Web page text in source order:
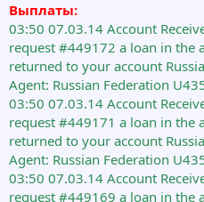
Выплаты:
03:50 07.03.14 Account
request #449172 a loan in the
returned to your account
Agent: Russian Federation
03:50 07.03.14 Account
request #449171 a loan in the
returned to your account
Agent: Russian Federation
03:50 07.03.14 Account
request #449169 a loan in the